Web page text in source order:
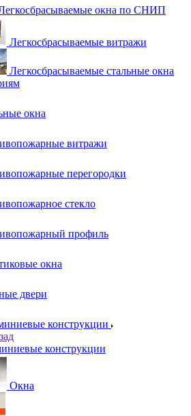
окна по СНИП
Легкосбрасываемые витражи
Легкосбрасываемые стальные окна
окна
витражи
перегородки
стекло
профиль
окна
двери
конструкции
конструкции
Окна